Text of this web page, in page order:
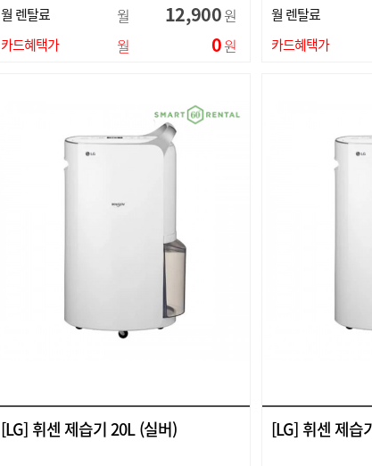
월 렌탈료 월 12,900원
카드혜택가 월 0원
월 렌탈료
카드혜택가
[LG] 휘센 제습기 20L (실버) [LG] 휘센 제습